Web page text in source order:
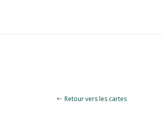
Retour vers les cartes